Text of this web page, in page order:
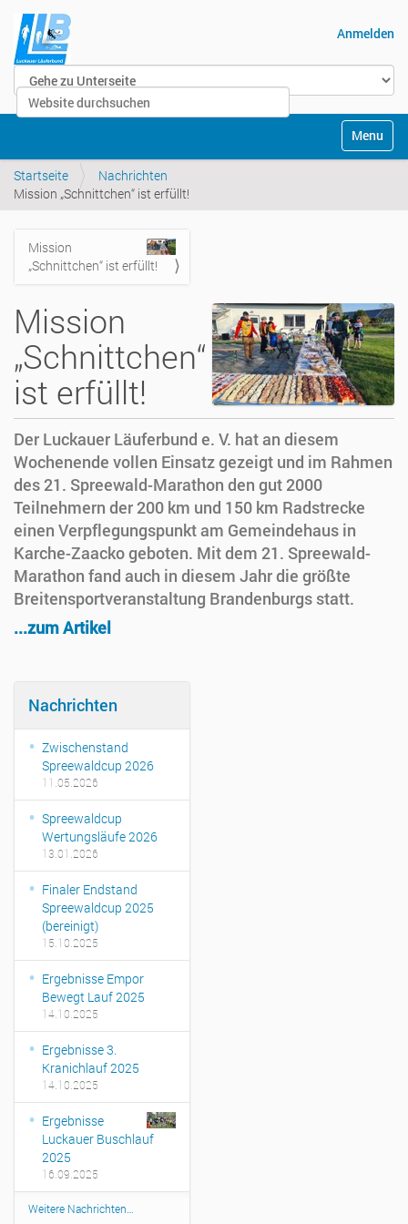
Website durchsuchen
Anmelden
Startseite
Nachrichten
Mission „Schnittchen“ ist erfüllt!
Navigation
Mission
„Schnittchen“ ist erfüllt!
Mission
„Schnittchen“
ist erfüllt!
Der Luckauer Läuferbund e. V. hat an diesem
Wochenende vollen Einsatz gezeigt und im Rahmen
des 21. Spreewald-Marathon den gut 2000
Teilnehmern der 200 km und 150 km Radstrecke
einen Verpflegungspunkt am Gemeindehaus in
Karche-Zaacko geboten. Mit dem 21. Spreewald-
Marathon fand auch in diesem Jahr die größte
Breitensportveranstaltung Brandenburgs statt.
...zum Artikel
Nachrichten
Zwischenstand
Spreewaldcup 2026
11.05.2026
Spreewaldcup
Wertungsläufe 2026
13.01.2026
Finaler Endstand
Spreewaldcup 2025
(bereinigt)
15.10.2025
Ergebnisse Empor
Bewegt Lauf 2025
14.10.2025
Ergebnisse 3.
Kranichlauf 2025
14.10.2025
Ergebnisse
Luckauer Buschlauf
2025
16.09.2025
Weitere Nachrichten…